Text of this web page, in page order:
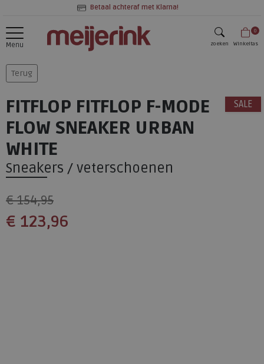
Betaal achteraf met Klarna!
Menu zoeken
0
Winkeltas
Terug
SALE
FITFLOP FITFLOP F-MODE
FLOW SNEAKER URBAN
WHITE
Sneakers / veterschoenen
€ 154,95
€ 123,96